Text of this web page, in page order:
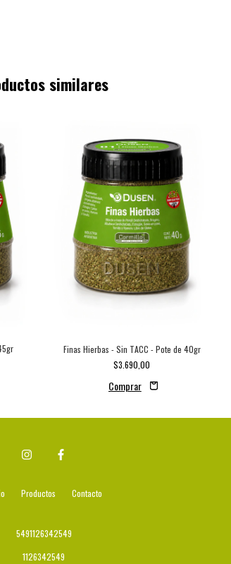
similares
Finas Hierbas - Sin TACC - Pote de 40gr
$3.690,00
Productos Contacto
5491126342549
1126342549